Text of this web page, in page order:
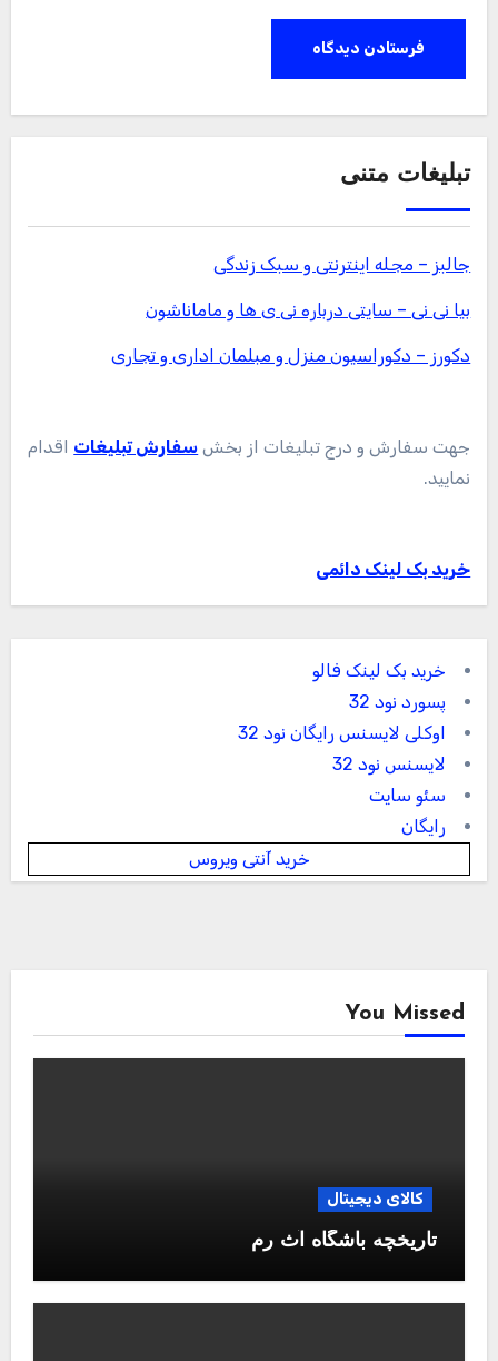
تبلیغات متنی
جالبز – مجله اینترنتی و سبک زندگی
بیا نی نی – سایتی درباره نی ی ها و ماماناشون
دکورز – دکوراسیون منزل و مبلمان اداری و تجاری
جهت سفارش و درج تبلیغات از بخش سفارش تبلیغات اقدام
نمایید.
خرید بک لینک دائمی
خرید بک لینک فالو
پسورد نود 32
اوکلی لایسنس رایگان نود 32
لایسنس نود 32
سئو سایت
رایگان
خرید آنتی ویروس
You Missed
کالای دیجیتال
تاریخچه باشگاه آث رم